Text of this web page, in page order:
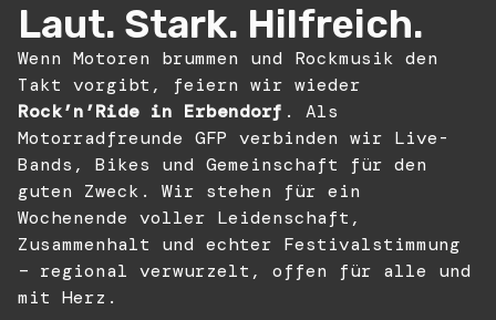
Laut. Stark. Hilfreich.
Wenn Motoren brummen und Rockmusik den
Takt vorgibt, feiern wir wieder
Rock’n’Ride in Erbendorf . Als
Motorradfreunde GFP verbinden wir Live-
Bands, Bikes und Gemeinschaft für den
guten Zweck. Wir stehen für ein
Wochenende voller Leidenschaft,
Zusammenhalt und echter Festivalstimmung
– regional verwurzelt, offen für alle und
mit Herz.